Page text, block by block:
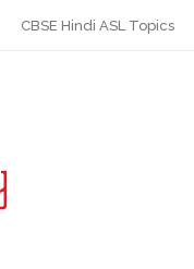
CBSE Hindi ASL Topics